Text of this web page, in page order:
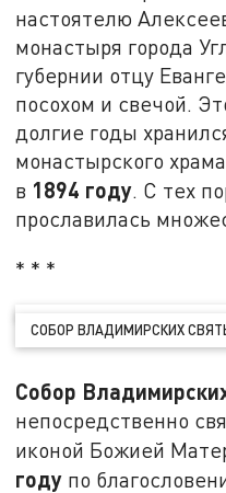
настоятелю
монастыря города
губернии отцу
посохом и свечой.
долгие годы
монастырского
в 1894 году. С тех
прославилась
* * *
СОБОР ВЛАДИМИРСКИХ
Собор
непосредственно
иконой Божией
году по